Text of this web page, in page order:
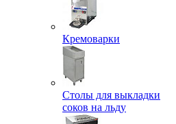
Кремоварки
Столы для выкладки
соков на льду